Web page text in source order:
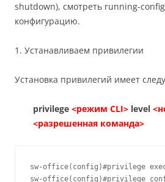
shutdown), смотреть running-
конфигурацию.
1. Устанавливаем привилегии
Установка привилегий имеет
privilege <режим CLI> level
<разрешенная команда>
sw-office(config)#privilege
sw-office(config)#privilege